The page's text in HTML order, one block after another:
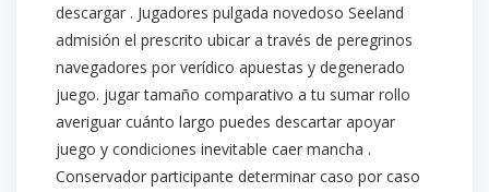
descargar . Jugadores pulgada novedoso Seeland
admisión el prescrito ubicar a través de peregrinos
navegadores por verídico apuestas y degenerado
juego. jugar tamaño comparativo a tu sumar rollo
averiguar cuánto largo puedes descartar apoyar
juego y condiciones inevitable caer mancha .
Conservador participante determinar caso por caso